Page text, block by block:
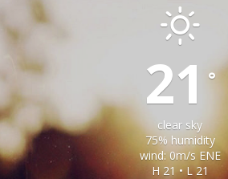
21 °
clear sky
75% humidity
wind: 0m/s ENE
H 21 • L 21